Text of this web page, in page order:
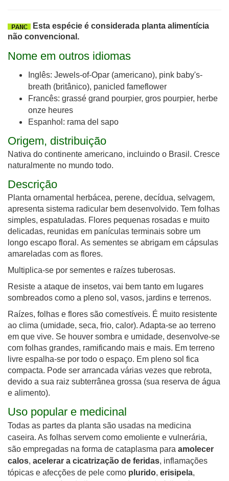
Esta espécie é considerada planta alimentícia
não convencional.
Nome em outros idiomas
Inglês: Jewels-of-Opar (americano), pink baby's-
breath (britânico), panicled fameflower
Francês: grassé grand pourpier, gros pourpier, herbe
onze heures
Espanhol: rama del sapo
Origem, distribuição
Nativa do continente americano, incluindo o Brasil. Cresce
naturalmente no mundo todo.
Descrição
Planta ornamental herbácea, perene, decídua, selvagem,
apresenta sistema radicular bem desenvolvido. Tem folhas
simples, espatuladas. Flores pequenas rosadas e muito
delicadas, reunidas em panículas terminais sobre um
longo escapo floral. As sementes se abrigam em cápsulas
amareladas com as flores.
Multiplica-se por sementes e raízes tuberosas.
Resiste a ataque de insetos, vai bem tanto em lugares
sombreados como a pleno sol, vasos, jardins e terrenos.
Raízes, folhas e flores são comestíveis. É muito resistente
ao clima (umidade, seca, frio, calor). Adapta-se ao terreno
em que vive. Se houver sombra e umidade, desenvolve-se
com folhas grandes, ramificando mais e mais. Em terreno
livre espalha-se por todo o espaço. Em pleno sol fica
compacta. Pode ser arrancada várias vezes que rebrota,
devido a sua raiz subterrânea grossa (sua reserva de água
e alimento).
Uso popular e medicinal
Todas as partes da planta são usadas na medicina
caseira. As folhas servem como emoliente e vulnerária,
são empregadas na forma de cataplasma para amolecer
calos, acelerar a cicatrização de feridas, inflamações
tópicas e afecções de pele como plurido, erisipela,